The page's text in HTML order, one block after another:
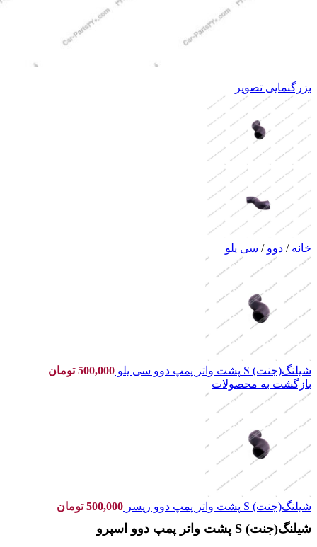
بزرگنمایی تصویر
خانه/ دوو/ سی یلو
شیلنگ(جنت) S پشت واتر پمپ دوو سی یلو 500,000 تومان
بازگشت به محصولات
شیلنگ(جنت) S پشت واتر پمپ دوو ریسر 500,000 تومان
شیلنگ(جنت) S پشت واتر پمپ دوو اسپرو